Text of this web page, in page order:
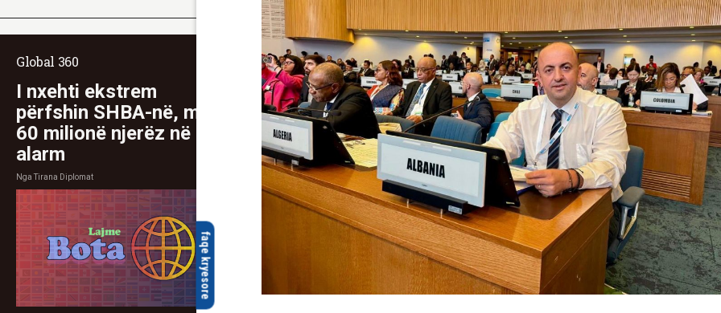
faqe kryesore
Global 360
I nxehti ekstrem
përfshin SHBA-në, mbi
60 milionë njerëz në
alarm
NgaTirana Diplomat